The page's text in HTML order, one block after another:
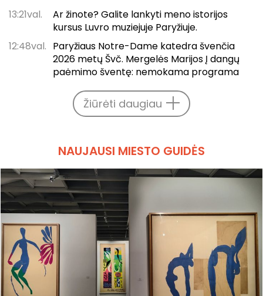
13:21val.
Ar žinote? Galite lankyti meno istorijos
kursus Luvro muziejuje Paryžiuje.
12:48val. Paryžiaus Notre-Dame katedra švenčia
2026 metų Švč. Mergelės Marijos Į dangų
paėmimo šventę: nemokama programa
Žiūrėti daugiau
NAUJAUSI MIESTO GUIDĖS